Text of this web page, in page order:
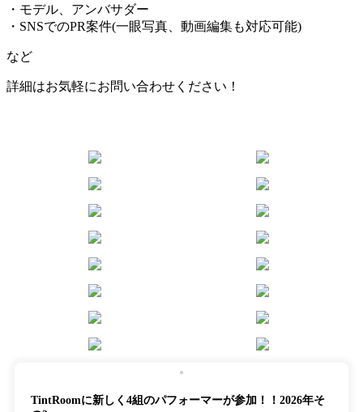
・モデル、アンバサダー
・SNSでのPR案件(一眼写真、動画編集も対応可能)
など
詳細はお気軽にお問い合わせください！
TintRoomに新しく4組のパフォーマーが参加！！2026年そ